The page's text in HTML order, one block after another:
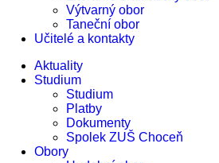
Výtvarný obor
Taneční obor
Učitelé a kontakty
Aktuality
Studium
Studium
Platby
Dokumenty
Spolek ZUŠ Choceň
Obory